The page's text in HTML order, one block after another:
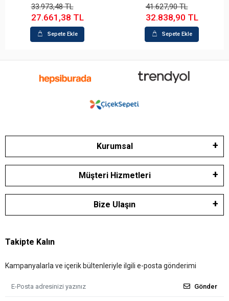
33.973,48 TL
27.661,38 TL
Sepete Ekle
41.627,90 TL
32.838,90 TL
Sepete Ekle
Kurumsal
Müşteri Hizmetleri
Bize Ulaşın
Takipte Kalın
Kampanyalarla ve içerik bültenleriyle ilgili e-posta gönderimi
Gönder